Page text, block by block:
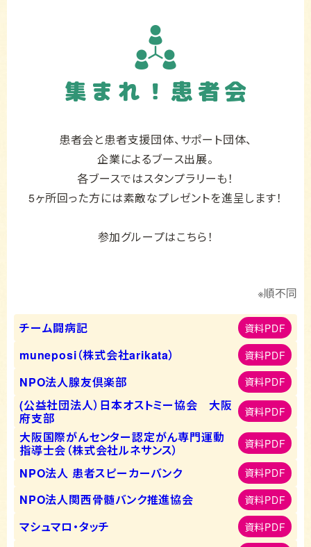
集まれ！患者会
患者会と患者支援団体、サポート団体、
企業によるブース出展。
各ブースではスタンプラリーも！
5ヶ所回った方には素敵なプレゼントを進呈します！
参加グループはこちら！
※順不同
チーム闘病記 資料PDF
muneposi（株式会社arikata） 資料PDF
NPO法人腺友倶楽部 資料PDF
(公益社団法人）日本オストミー協会 大阪
府支部
資料PDF
大阪国際がんセンター認定がん専門運動
指導士会（株式会社ルネサンス）
資料PDF
NPO法人 患者スピーカーバンク 資料PDF
NPO法人関西骨髄バンク推進協会 資料PDF
マシュマロ・タッチ 資料PDF